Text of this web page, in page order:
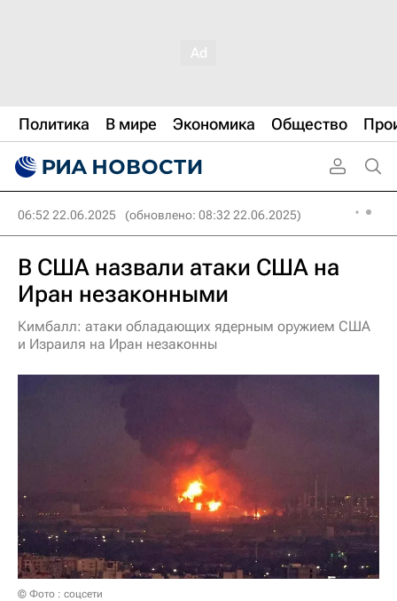
Политика В мире Экономика Общество
06:52 22.06.2025 (обновлено: 08:32 22.06.2025)
В США назвали атаки США на
Иран незаконными
Кимбалл: атаки обладающих ядерным оружием США
и Израиля на Иран незаконны
© Фото : соцсети